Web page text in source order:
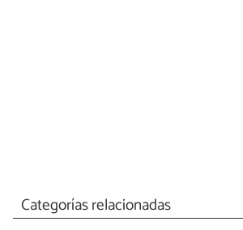
Categorías relacionadas